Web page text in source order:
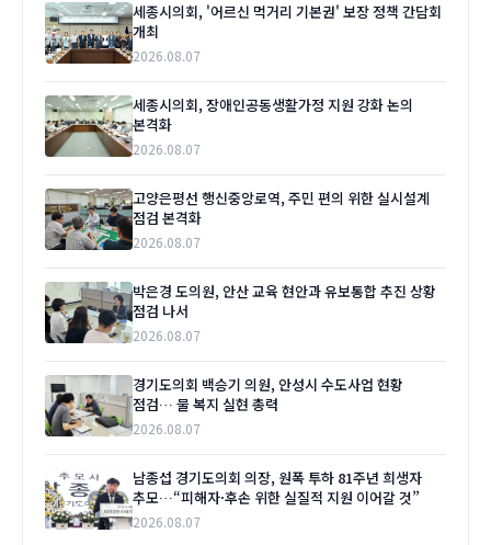
세종시의회, '어르신 먹거리 기본권' 보장 정책 간담회
개최
2026.08.07
세종시의회, 장애인공동생활가정 지원 강화 논의
본격화
2026.08.07
고양은평선 행신중앙로역, 주민 편의 위한 실시설계
점검 본격화
2026.08.07
박은경 도의원, 안산 교육 현안과 유보통합 추진 상황
점검 나서
2026.08.07
경기도의회 백승기 의원, 안성시 수도사업 현황
점검… 물 복지 실현 총력
2026.08.07
남종섭 경기도의회 의장, 원폭 투하 81주년 희생자
추모…“피해자·후손 위한 실질적 지원 이어갈 것”
2026.08.07